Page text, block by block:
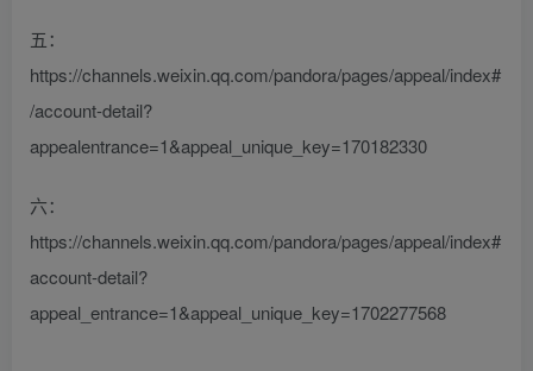
五：
https://channels.weixin.qq.com/pandora/pages/appeal/index#
/account-detail?
appealentrance=1&appeal_unique_key=170182330
六：
https://channels.weixin.qq.com/pandora/pages/appeal/index#
account-detail?
appeal_entrance=1&appeal_unique_key=1702277568